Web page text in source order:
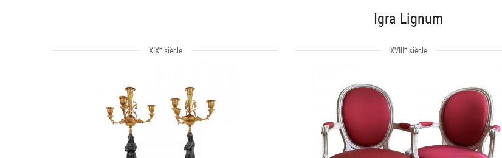
Igra Lignum
XIXesiècle XVIIIesiècle